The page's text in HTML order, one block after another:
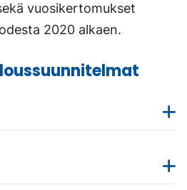
vuosikertomukset
2020 alkaen.